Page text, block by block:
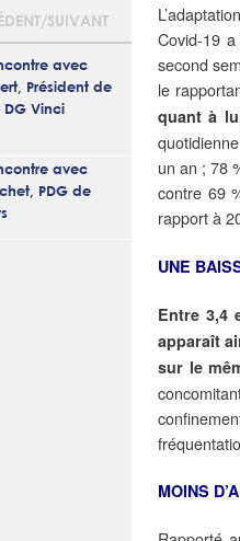
SUIVANT
avec
Président de
DG Vinci
avec
PDG de
Covid-19
second
le
quant à
un an ; 78
contre 69
rapport à
UNE
Entre 3,4
apparaît
sur le
MOINS